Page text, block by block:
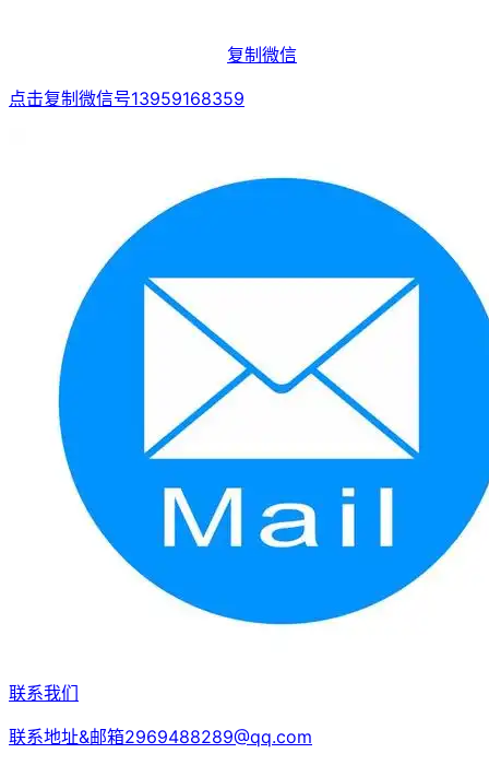
复制微信
点击复制微信号13959168359
联系我们
联系地址&邮箱2969488289@qq.com